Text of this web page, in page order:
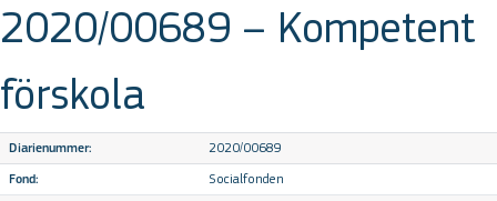
2020/00689 – Kompetent
förskola
Diarienummer: 2020/00689
Fond: Socialfonden